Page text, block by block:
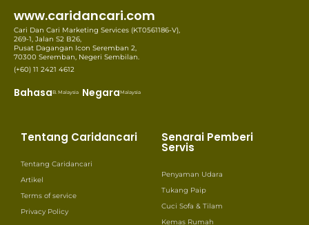
www.caridancari.com
Cari Dan Cari Marketing Services (KT0561186-V),
269-1, Jalan S2 B26,
Pusat Dagangan Icon Seremban 2,
70300 Seremban, Negeri Sembilan.
(+60) 11 2421 4612
BahasaB. Malaysia NegaraMalaysia
Tentang Caridancari
Tentang Caridancari
Artikel
Terms of service
Privacy Policy
Senarai Pemberi
Servis
Penyaman Udara
Tukang Paip
Cuci Sofa & Tilam
Kemas Rumah